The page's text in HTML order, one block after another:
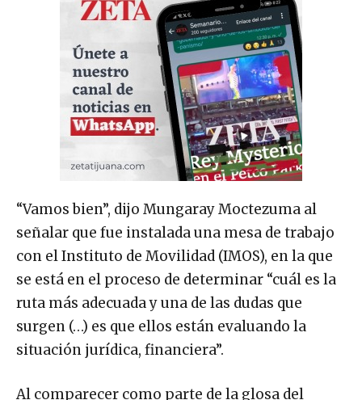
“Vamos bien”, dijo Mungaray Moctezuma al
señalar que fue instalada una mesa de trabajo
con el Instituto de Movilidad (IMOS), en la que
se está en el proceso de determinar “cuál es la
ruta más adecuada y una de las dudas que
surgen (…) es que ellos están evaluando la
situación jurídica, financiera”.
Al comparecer como parte de la glosa del